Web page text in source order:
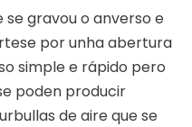
gravou o anverso e
por unha abertura
simple e rápido pero
poden producir
de aire que se